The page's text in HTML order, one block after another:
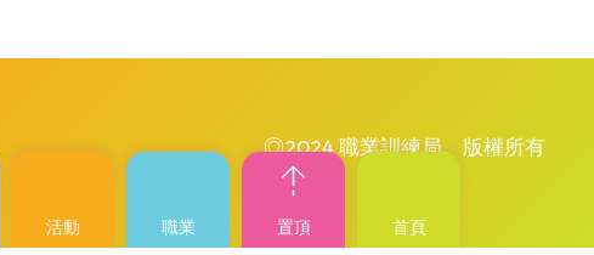
◎2024 職業訓練局。版權所有
活動 職業 置頂 首頁